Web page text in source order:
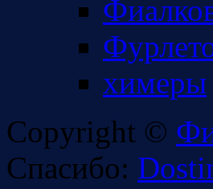
химеры
Copyright ©
Спасибо: